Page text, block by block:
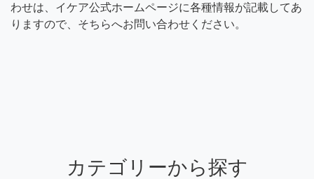
わせは、イケア公式ホームページに各種情報が記載してあ
りますので、そちらへお問い合わせください。
カテゴリーから探す